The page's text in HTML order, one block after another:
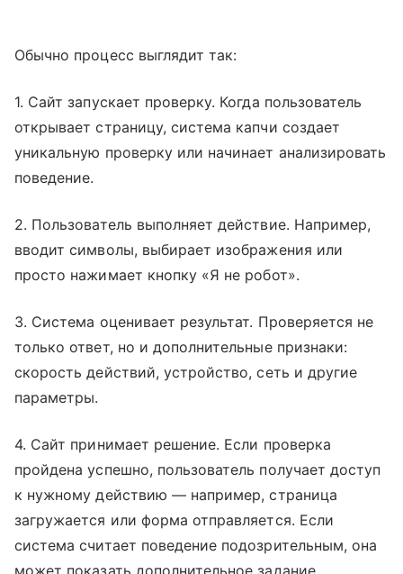
Обычно процесс выглядит так:
1. Сайт запускает проверку. Когда пользователь
открывает страницу, система капчи создает
уникальную проверку или начинает анализировать
поведение.
2. Пользователь выполняет действие. Например,
вводит символы, выбирает изображения или
просто нажимает кнопку «Я не робот».
3. Система оценивает результат. Проверяется не
только ответ, но и дополнительные признаки:
скорость действий, устройство, сеть и другие
параметры.
4. Сайт принимает решение. Если проверка
пройдена успешно, пользователь получает доступ
к нужному действию — например, страница
загружается или форма отправляется. Если
система считает поведение подозрительным, она